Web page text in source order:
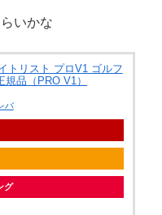
いかな
トリスト プロV1 ゴルフ
品（PRO V1）
バ
グ